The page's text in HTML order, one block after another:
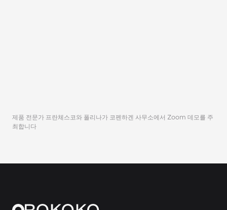
제품 전문가 프란체스코와 폴리나가 코펜하겐 사무소에서 Zoom 데모를 주
최합니다